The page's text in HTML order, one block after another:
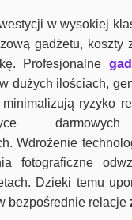
w wysokiej
gadżetu, koszty
Profesjonalne
dużych ilościach,
ryzyko
darmowych
Wdrożenie
fotograficzne
Dzieki temu
bezpośrednie relacje